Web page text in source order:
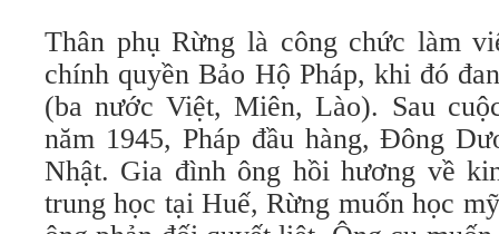
Thân phụ Rừng là công chức làm
chính quyền Bảo Hộ Pháp, khi đó
(ba nước Việt, Miên, Lào). Sau
năm 1945, Pháp đầu hàng, Đông
Nhật. Gia đình ông hồi hương về
trung học tại Huế, Rừng muốn học